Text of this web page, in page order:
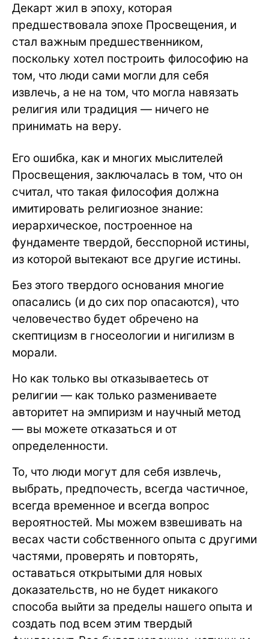
Декарт жил в эпоху, которая
предшествовала эпохе Просвещения, и
стал важным предшественником,
поскольку хотел построить философию на
том, что люди сами могли для себя
извлечь, а не на том, что могла навязать
религия или традиция — ничего не
принимать на веру.
Его ошибка, как и многих мыслителей
Просвещения, заключалась в том, что он
считал, что такая философия должна
имитировать религиозное знание:
иерархическое, построенное на
фундаменте твердой, бесспорной истины,
из которой вытекают все другие истины.
Без этого твердого основания многие
опасались (и до сих пор опасаются), что
человечество будет обречено на
скептицизм в гносеологии и нигилизм в
морали.
Но как только вы отказываетесь от
религии — как только размениваете
авторитет на эмпиризм и научный метод
— вы можете отказаться и от
определенности.
То, что люди могут для себя извлечь,
выбрать, предпочесть, всегда частичное,
всегда временное и всегда вопрос
вероятностей. Мы можем взвешивать на
весах части собственного опыта с другими
частями, проверять и повторять,
оставаться открытыми для новых
доказательств, но не будет никакого
способа выйти за пределы нашего опыта и
создать под всем этим твердый